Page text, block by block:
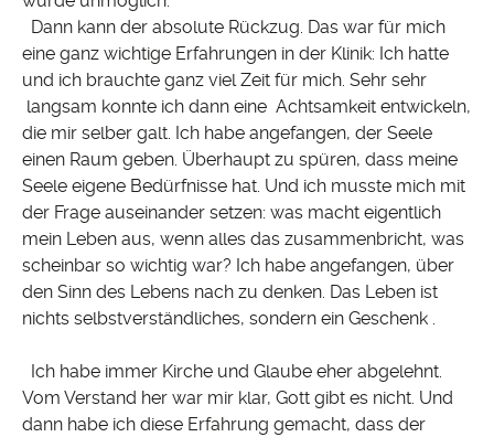
Dann kann der absolute Rückzug. Das war für mich
eine ganz wichtige Erfahrungen in der Klinik: Ich hatte
und ich brauchte ganz viel Zeit für mich. Sehr sehr
langsam konnte ich dann eine Achtsamkeit entwickeln,
die mir selber galt. Ich habe angefangen, der Seele
einen Raum geben. Überhaupt zu spüren, dass meine
Seele eigene Bedürfnisse hat. Und ich musste mich mit
der Frage auseinander setzen: was macht eigentlich
mein Leben aus, wenn alles das zusammenbricht, was
scheinbar so wichtig war? Ich habe angefangen, über
den Sinn des Lebens nach zu denken. Das Leben ist
nichts selbstverständliches, sondern ein Geschenk .
Ich habe immer Kirche und Glaube eher abgelehnt.
Vom Verstand her war mir klar, Gott gibt es nicht. Und
dann habe ich diese Erfahrung gemacht, dass der